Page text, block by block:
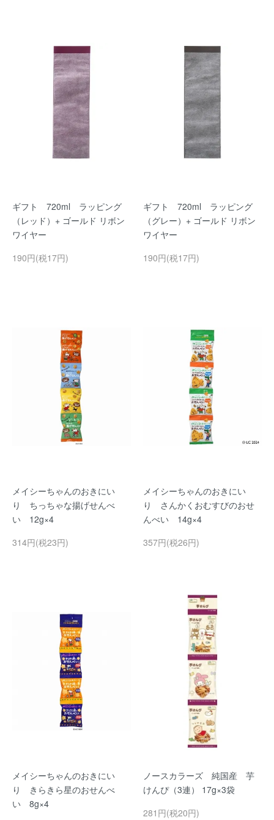
ギフト 720ml ラッピング
（レッド）+ ゴールド リボン
ワイヤー
190円(税17円)
ギフト 720ml ラッピング
（グレー）+ ゴールド リボン
ワイヤー
190円(税17円)
メイシーちゃんのおきにい
り ちっちゃな揚げせんべ
い 12g×4
314円(税23円)
メイシーちゃんのおきにい
り さんかくおむすびのおせ
んべい 14g×4
357円(税26円)
メイシーちゃんのおきにい
り きらきら星のおせんべ
い 8g×4
ノースカラーズ 純国産 芋
けんぴ（3連） 17g×3袋
281円(税20円)